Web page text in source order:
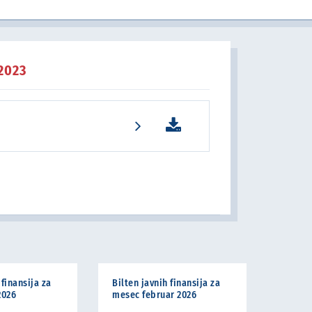
za
Bilten javnih finansija za
mesec februar 2026